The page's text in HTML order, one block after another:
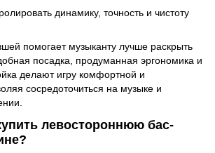
динамику, точность и чистоту
помогает музыканту лучше раскрыть
посадка, продуманная эргономика и
делают игру комфортной и
сосредоточиться на музыке и
левостороннюю бас-